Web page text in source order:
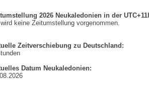
2026 Neukaledonien in der
keine Zeitumstellung vorgenommen.
Zeitverschiebung zu Deutschland:
Datum Neukaledonien: